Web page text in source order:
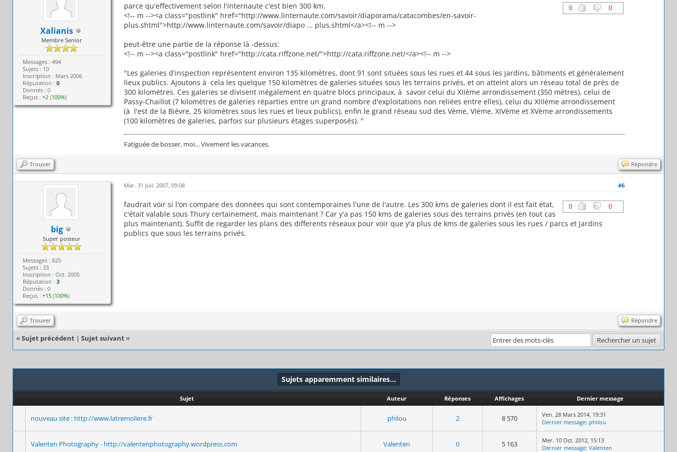
Xalianis
Membre Senior
Messages : 494
Sujets : 10
Inscription : Mars 2006
Réputation : 0
Donnés : 0
Reçus : +2(100%)
0 0
parce qu'effectivement selon l'internaute c'est bien 300 km.
<!-- m --><a class="postlink" href="http://www.linternaute.com/savoir/diaporama/catacombes/en-savoir-
plus.shtml">http://www.linternaute.com/savoir/diapo ... plus.shtml</a><!-- m -->
peut-être une partie de la réponse là -dessus:
<!-- m --><a class="postlink" href="http://cata.riffzone.net/">http://cata.riffzone.net/</a><!-- m -->
"Les galeries d'inspection représentent environ 135 kilomètres, dont 91 sont situées sous les rues et 44 sous les jardins, bâtiments et généralement
lieux publics. Ajoutons à cela les quelque 150 kilomètres de galeries situées sous les terrains privés, et on atteint alors un réseau total de près de
300 kilomètres. Ces galeries se divisent inégalement en quatre blocs principaux, à savoir celui du XIIème arrondissement (350 mètres), celui de
Passy-Chaillot (7 kilomètres de galeries réparties entre un grand nombre d'exploitations non reliées entre elles), celui du XIIIème arrondissement
(à l'est de la Bièvre, 25 kilomètres sous les rues et lieux publics), enfin le grand réseau sud des Vème, VIème, XIVème et XVème arrondissements
(100 kilomètres de galeries, parfois sur plusieurs étages superposés). "
Fatiguée de bosser, moi... Vivement les vacances.
Trouver Répondre
big
Super posteur
Messages : 825
Sujets : 33
Inscription : Oct. 2005
Réputation : 3
Donnés : 0
Reçus : +15(100%)
#6
Mar. 31 Juil. 2007, 09:08
0 0
faudrait voir si l'on compare des données qui sont contemporaines l'une de l'autre. Les 300 kms de galeries dont il est fait état,
c'était valable sous Thury certainement, mais maintenant ? Car y'a pas 150 kms de galeries sous des terrains privés (en tout cas
plus maintenant). Suffit de regarder les plans des differents réseaux pour voir que y'a plus de kms de galeries sous les rues / parcs et jardins
publics que sous les terrains privés.
Trouver Répondre
« Sujet précédent | Sujet suivant »
Sujets apparemment similaires…
Sujet Auteur Réponses Affichages Dernier message
nouveau site : http://www.latremoliere.fr philou 2 8 570
Ven. 28 Mars 2014, 19:31
Dernier message: philou
Valenten Photography - http://valentenphotography.wordpress.com Valenten 0 5 163
Mer. 10 Oct. 2012, 15:13
Dernier message: Valenten